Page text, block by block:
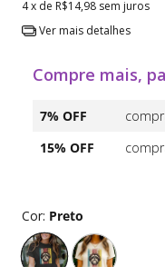
4x de R$14,98 sem juros
Ver mais detalhes
Compre mais,
7% OFF
15% OFF
Cor: Preto